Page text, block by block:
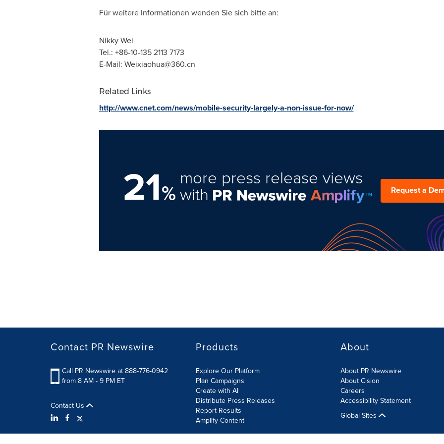
Für weitere Informationen wenden Sie sich bitte an:
Nikky Wei
Tel.: +86-10-135 2113 7173
E-Mail: Weixiaohua@360.cn
Related Links
http://www.cnet.com/news/mobile-security-largely-a-non-issue-for-now/
21%
more press release views
with Request a
Contact PR Newswire
Call PR Newswire at 888-776-0942
from 8 AM - 9 PM ET
Contact Us
Products
Explore Our Platform
Plan Campaigns
Create with AI
Distribute Press Releases
Report Results
Amplify Content
About
About PR Newswire
About Cision
Careers
Accessibility Statement
Global Sites